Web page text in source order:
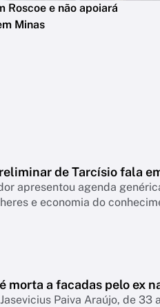
Roscoe e não apoiará
Minas
de Tarcísio fala
apresentou agenda
e economia do
morta a facadas pelo ex
Paiva Araújo, de